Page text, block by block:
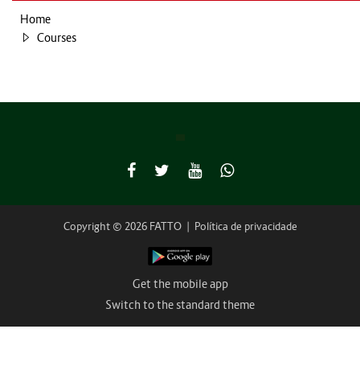
Home
Courses
Copyright © 2026 FATTO | Política de privacidade
Get the mobile app
Switch to the standard theme